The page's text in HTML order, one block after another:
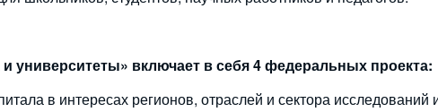
университеты» включает в себя 4 федеральных проекта:
в интересах регионов, отраслей и сектора исследований